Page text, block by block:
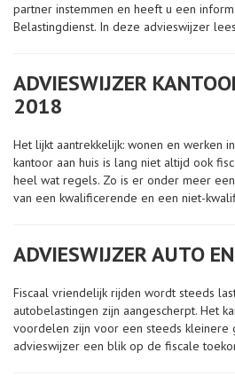
partner instemmen en heeft u een
Belastingdienst. In deze advieswijzer
ADVIESWIJZER
2018
Het lijkt aantrekkelijk: wonen en werken
kantoor aan huis is lang niet altijd ook
heel wat regels. Zo is er onder meer
van een kwalificerende en een niet-
ADVIESWIJZER AUTO
Fiscaal vriendelijk rijden wordt steeds
autobelastingen zijn aangescherpt. Het
voordelen zijn voor een steeds kleinere
advieswijzer een blik op de fiscale